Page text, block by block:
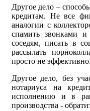
Другое дело –
кредитам. Не все
аналогии с
спамить звонками
соседям, писать в
рассылать
просто не эффективно.
Другое дело, без
нотариуса на
исполнению и в
производства -